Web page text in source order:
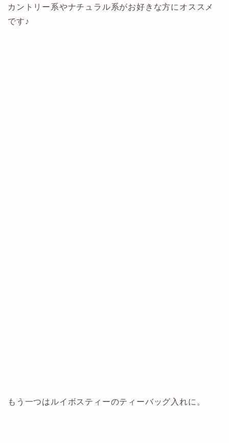
カントリー系やナチュラル系がお好きな方にオススメ
です♪
もう一つはルイボスティーのティーバッグ入れに。